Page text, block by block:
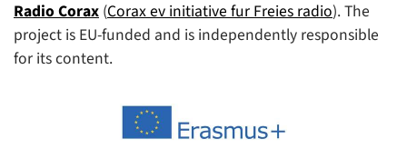
Radio Corax (Corax ev initiative fur Freies radio). The
project is EU-funded and is independently responsible
for its content.